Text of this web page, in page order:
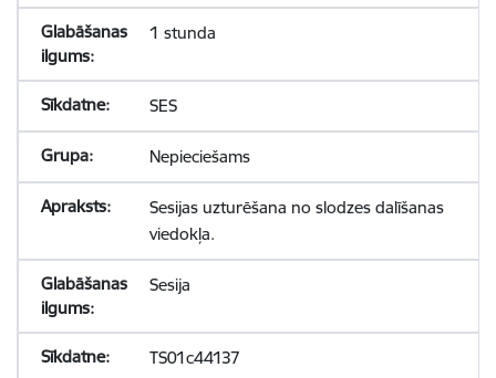
1 stunda
SES
Nepieciešams
Sesijas uzturēšana no slodzes dalīšanas
viedokļa.
Sesija
TS01c44137